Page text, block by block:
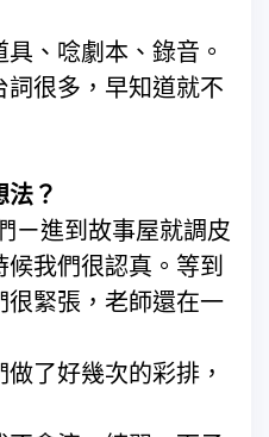
、唸劇本、錄音。
詞很多，早知道就不
法？
ㄧ進到故事屋就調皮
我們很認真。等到
很緊張，老師還在一
了好幾次的彩排，